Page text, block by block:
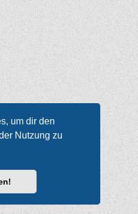
um dir den
Nutzung zu